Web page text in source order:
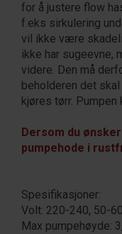
for å justere flow
f.eks sirkulering
vil ikke være
ikke har sugeevne,
videre. Den må
beholderen det
kjøres tørr. Pumpen
Dersom du
pumpehode i
Spesifikasjoner:
Volt: 220-240, 50-
Max pumpehøyde: